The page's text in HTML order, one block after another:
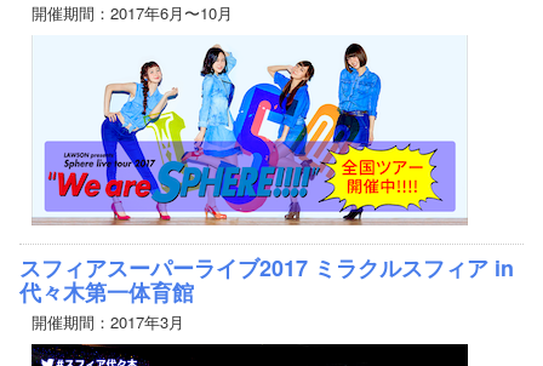
開催期間：2017年6月〜10月
スフィアスーパーライブ2017 ミラクルスフィア in
代々木第一体育館
開催期間：2017年3月